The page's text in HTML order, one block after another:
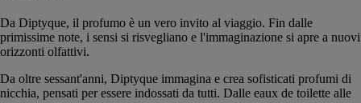
Da Diptyque, il profumo è un vero invito al viaggio. Fin dalle
primissime note, i sensi si risvegliano e l'immaginazione si apre a nuovi
orizzonti olfattivi.
Da oltre sessant'anni, Diptyque immagina e crea sofisticati profumi di
nicchia, pensati per essere indossati da tutti. Dalle eaux de toilette alle